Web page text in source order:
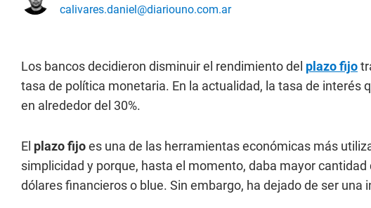
calivares.daniel@diariouno.com.ar
Los bancos decidieron disminuir el rendimiento del plazo fijo
tasa de política monetaria. En la actualidad, la tasa de interés
en alrededor del 30%.
El plazo fijoes una de las herramientas económicas más
simplicidad y porque, hasta el momento, daba mayor
dólares financieros o blue. Sin embargo, ha dejado de ser una